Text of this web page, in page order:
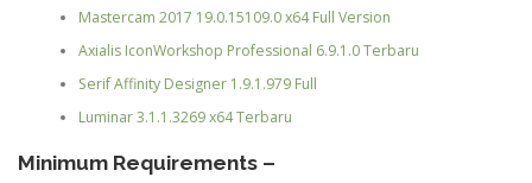
Mastercam 2017 19.0.15109.0 x64 Full Version
Axialis IconWorkshop Professional 6.9.1.0 Terbaru
Serif Affinity Designer 1.9.1.979 Full
Luminar 3.1.1.3269 x64 Terbaru
Minimum Requirements –